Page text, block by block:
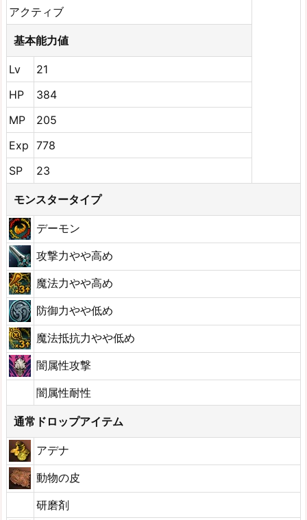
アクティブ
基本能力値
Lv
21
HP
384
MP
205
Exp
778
SP
23
モンスタータイプ
デーモン
攻撃力やや高め
魔法力やや高め
防御力やや低め
魔法抵抗力やや低め
闇属性攻撃
闇属性耐性
通常ドロップアイテム
アデナ
動物の皮
研磨剤